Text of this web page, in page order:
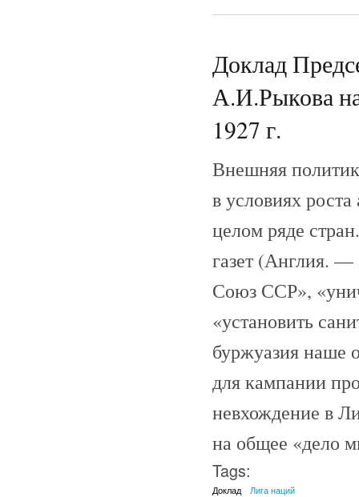
Доклад
А.И.Рыкова
1927 г.
Внешняя
в условиях
целом ряде
газет (Англия. —
Союз ССР»,
«установить
буржуазия наше
для кампании
невхождение в
на общее «дело
Tags:
Доклад Лига наций